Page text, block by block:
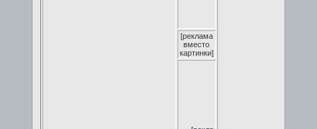
[реклама
вместо
картинки]